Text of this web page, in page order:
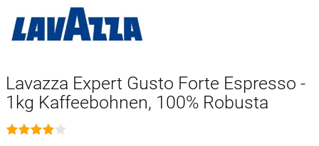
Lavazza Expert Gusto Forte Espresso -
1kg Kaffeebohnen, 100% Robusta